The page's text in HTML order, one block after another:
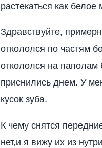
растекаться как
Здравствуйте,
откололся по частям
откололся на паполам
приснились днем. У
кусок зуба.
К чему снятся
нет,и я вижу их из